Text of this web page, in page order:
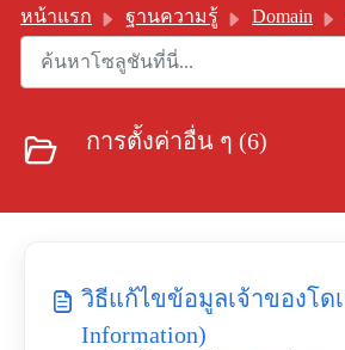
หน้าแรก ฐานความรู้ Domain
การตั้งค่าอื่น ๆ (6)
วิธีแก้ไขข้อมูลเจ้าของโด
Information)